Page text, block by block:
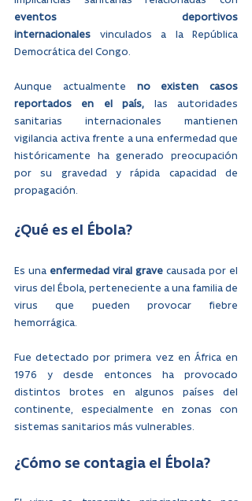
eventos deportivos
internacionales vinculados a la República
Democrática del Congo.
Aunque actualmente
no existen casos
reportados en el país,
las autoridades
sanitarias internacionales mantienen
vigilancia activa frente a una enfermedad que
históricamente ha generado preocupación
por su gravedad y rápida capacidad de
propagación.
¿Qué es el Ébola?
Es una enfermedad viral grave causada por el
virus del Ébola, perteneciente a una familia de
virus que pueden provocar fiebre
hemorrágica.
Fue detectado por primera vez en África en
1976 y desde entonces ha provocado
distintos brotes en algunos países del
continente, especialmente en zonas con
sistemas sanitarios más vulnerables.
¿Cómo se contagia el Ébola?